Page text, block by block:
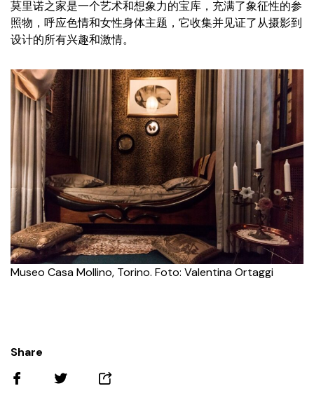
莫里诺之家是一个艺术和想象力的宝库，充满了象征性的参
照物，呼应色情和女性身体主题，它收集并见证了从摄影到
设计的所有兴趣和激情。
Museo Casa Mollino, Torino. Foto: Valentina Ortaggi
Share